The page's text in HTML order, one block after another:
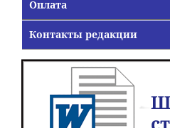
Оплата
Контакты редакции